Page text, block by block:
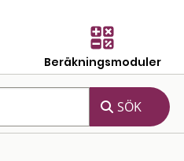
Beräkningsmoduler